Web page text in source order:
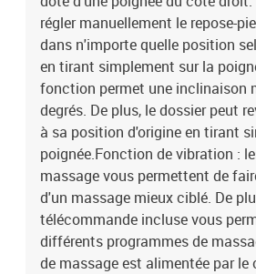
régler manuellement le repose-
dans n'importe quelle position
en tirant simplement sur la
fonction permet une inclinaison
degrés. De plus, le dossier peut
à sa position d'origine en tirant
poignée.Fonction de vibration :
massage vous permettent de
d'un massage mieux ciblé. De
télécommande incluse vous
différents programmes de
de massage est alimentée par le